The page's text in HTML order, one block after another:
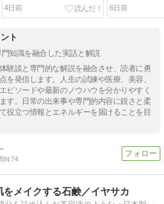
4日前
6日前
ト
門知識を融合した実話と解説
験談と専門的な解説を融合させ、読者に勇
を発信します。人生の試練や医療、美容、
ピソードや最新のノウハウを分かりやすく
す。日常の出来事や専門的内容に鋭さと柔
役立つ情報とエネルギーを届けることを目
IN:74
メイクする石鹸／イヤサカ